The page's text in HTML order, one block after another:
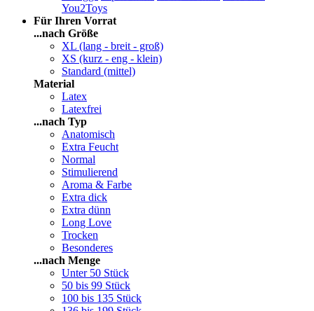
You2Toys
Für Ihren Vorrat
...nach Größe
XL (lang - breit - groß)
XS (kurz - eng - klein)
Standard (mittel)
Material
Latex
Latexfrei
...nach Typ
Anatomisch
Extra Feucht
Normal
Stimulierend
Aroma & Farbe
Extra dick
Extra dünn
Long Love
Trocken
Besonderes
...nach Menge
Unter 50 Stück
50 bis 99 Stück
100 bis 135 Stück